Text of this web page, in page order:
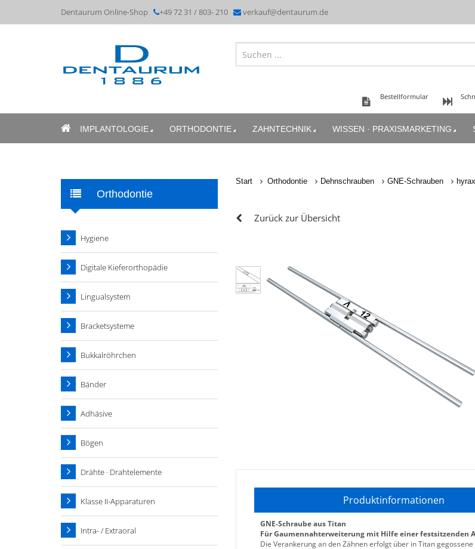
Dentaurum Online-Shop +49 72 31 / 803- 210 verkauf@dentaurum.de
Bestellformular
IMPLANTOLOGIE ORTHODONTIE ZAHNTECHNIK WISSEN · PRAXISMARKETING
Start Orthodontie Dehnschrauben GNE-Schrauben hyrax
Zurück zur Übersicht
Produktinformationen
GNE-Schraube aus Titan
Für Gaumennahterweiterung mit Hilfe einer festsitzenden
Die Verankerung an den Zähnen erfolgt über in Titan
Orthodontie
Hygiene
Digitale Kieferorthopädie
Lingualsystem
Bracketsysteme
Bukkalröhrchen
Bänder
Adhäsive
Bögen
Drähte · Drahtelemente
Klasse II-Apparaturen
Intra- / Extraoral